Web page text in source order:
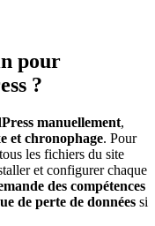
pour
?
manuellement,
et chronophage. Pour
les fichiers du site
et configurer chaque
des compétences
de perte de données si